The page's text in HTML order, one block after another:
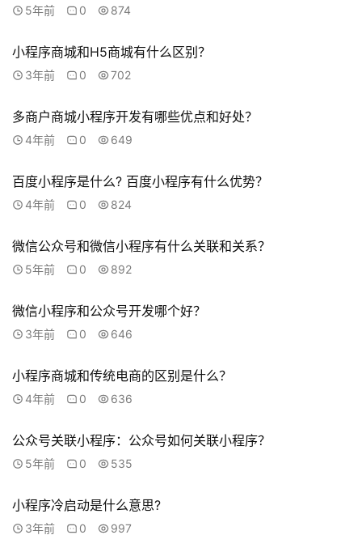
c
s
见
问
题
联
系
们
5年前 0 874
小程序商城和H5商城有什么区别？
3年前 0 702
多商户商城小程序开发有哪些优点和好处？
4年前 0 649
百度小程序是什么? 百度小程序有什么优势？
4年前 0 824
微信公众号和微信小程序有什么关联和关系？
5年前 0 892
微信小程序和公众号开发哪个好？
3年前 0 646
小程序商城和传统电商的区别是什么？
4年前 0 636
公众号关联小程序：公众号如何关联小程序？
5年前 0 535
小程序冷启动是什么意思?
3年前 0 997